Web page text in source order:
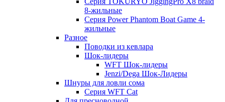
8-жильные
Серия Power Phantom Boat Game 4-
жильные
Разное
Поводки из кевлара
Шок-лидеры
WFT Шок-лидеры
Jenzi/Dega Шок-Лидеры
Шнуры для ловли сома
Серия WFT Cat